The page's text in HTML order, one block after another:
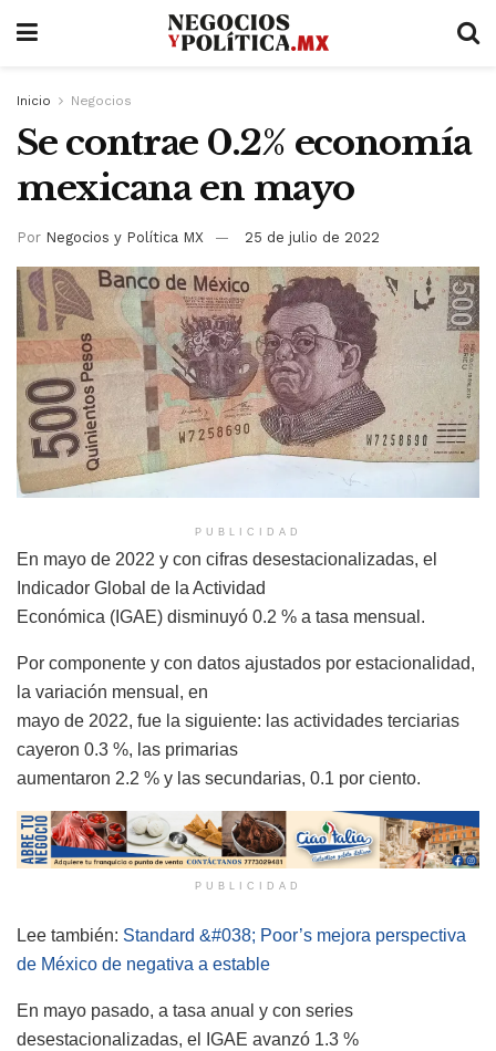
Inicio Negocios
Se contrae 0.2% economía
mexicana en mayo
Por Negocios y Política MX 25 de julio de 2022
PUBLICIDAD
En mayo de 2022 y con cifras desestacionalizadas, el
Indicador Global de la Actividad
Económica (IGAE) disminuyó 0.2 % a tasa mensual.
Por componente y con datos ajustados por estacionalidad,
la variación mensual, en
mayo de 2022, fue la siguiente: las actividades terciarias
cayeron 0.3 %, las primarias
aumentaron 2.2 % y las secundarias, 0.1 por ciento.
PUBLICIDAD
Lee también: Standard &#038; Poor’s mejora perspectiva
de México de negativa a estable
En mayo pasado, a tasa anual y con series
desestacionalizadas, el IGAE avanzó 1.3 %